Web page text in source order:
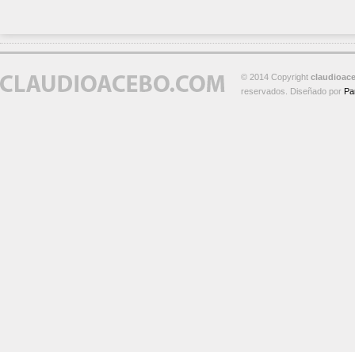
© 2014 Copyright
reservados. Diseñado por